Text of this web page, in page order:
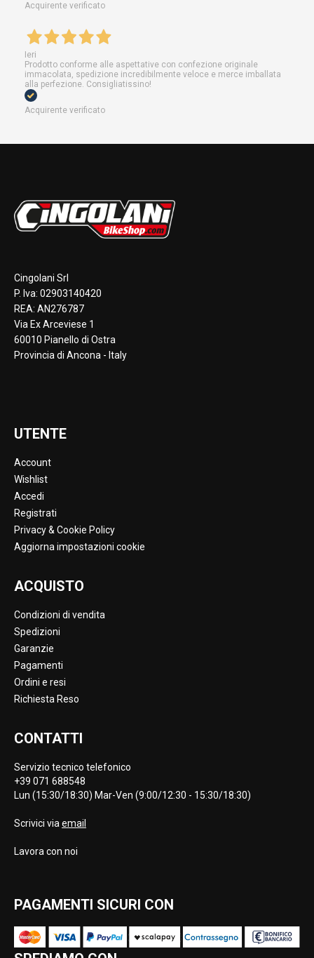
Acquirente verificato
Ieri
Prodotto conforme alle aspettative con confezione originale
immacolata, spedizione incredibilmente veloce e merce imballata
alla perfezione. Consigliatissino!
Acquirente verificato
Cingolani Srl
P. Iva: 02903140420
REA: AN276787
Via Ex Arceviese 1
60010 Pianello di Ostra
Provincia di Ancona - Italy
UTENTE
Account
Wishlist
Accedi
Registrati
Privacy & Cookie Policy
Aggiorna impostazioni cookie
ACQUISTO
Condizioni di vendita
Spedizioni
Garanzie
Pagamenti
Ordini e resi
Richiesta Reso
CONTATTI
Servizio tecnico telefonico
+39 071 688548
Lun (15:30/18:30) Mar-Ven (9:00/12:30 - 15:30/18:30)
Scrivici via email
Lavora con noi
PAGAMENTI SICURI CON